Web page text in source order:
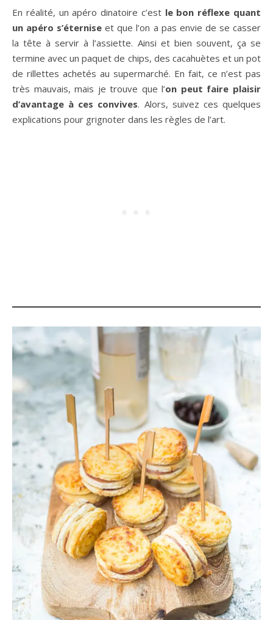
En réalité, un apéro dinatoire c’est le bon réflexe quant
un apéro s’éternise et que l’on a pas envie de se casser
la tête à servir à l’assiette. Ainsi et bien souvent, ça se
termine avec un paquet de chips, des cacahuètes et un pot
de rillettes achetés au supermarché. En fait, ce n’est pas
très mauvais, mais je trouve que l’on peut faire plaisir
d’avantage à ces convives. Alors, suivez ces quelques
explications pour grignoter dans les règles de l’art.